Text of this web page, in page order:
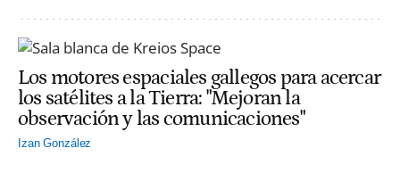
Los motores espaciales gallegos para acercar
los satélites a la Tierra: "Mejoran la
observación y las comunicaciones"
Izan González